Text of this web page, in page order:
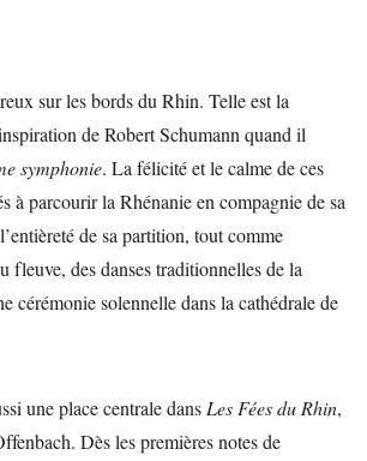
sur les bords du Rhin. Telle est la
de Robert Schumann quand il
symphonie. La félicité et le calme de ces
à parcourir la Rhénanie en compagnie de sa
de sa partition, tout comme
fleuve, des danses traditionnelles de la
cérémonie solennelle dans la cathédrale de
une place centrale dans Les Fées du Rhin,
Dès les premières notes de